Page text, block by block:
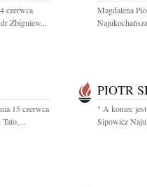
czerwca
Zbigniew...
Magdalena
15 czerwca
PIOTR
" A koniec
Sipowicz